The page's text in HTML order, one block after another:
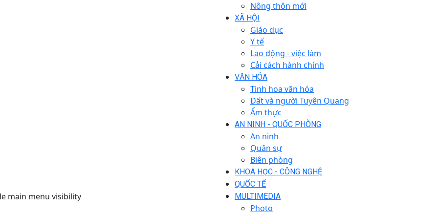
main menu visibility
Nông thôn mới
XÃ HỘI
Giáo dục
Y tế
Lao động - việc làm
Cải cách hành chính
VĂN HÓA
Tinh hoa văn hóa
Đất và người Tuyên Quang
Ẩm thực
AN NINH - QUỐC PHÒNG
An ninh
Quân sự
Biên phòng
KHOA HỌC - CÔNG NGHỆ
QUỐC TẾ
MULTIMEDIA
Photo